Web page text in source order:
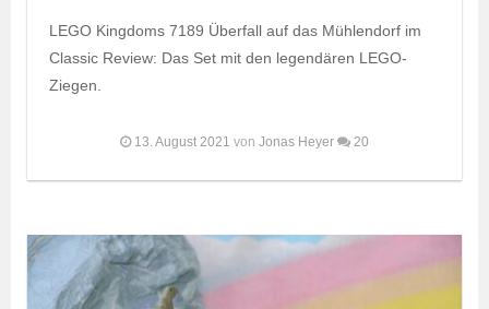
LEGO Kingdoms 7189 Überfall auf das Mühlendorf im
Classic Review: Das Set mit den legendären LEGO-
Ziegen.
13. August 2021 von Jonas Heyer 20